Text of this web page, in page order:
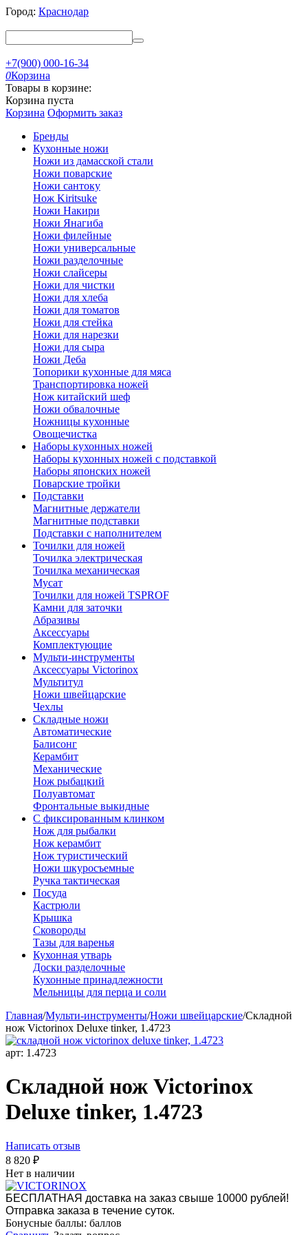
Город: Краснодар
+7(900) 000-16-34
0Корзина
Товары в корзине:
Корзина пуста
Корзина Оформить заказ
Бренды
Кухонные ножи
Ножи из дамасской стали
Ножи поварские
Ножи сантоку
Нож Kiritsuke
Ножи Накири
Ножи Янагиба
Ножи филейные
Ножи универсальные
Ножи разделочные
Ножи слайсеры
Ножи для чистки
Ножи для хлеба
Ножи для томатов
Ножи для стейка
Ножи для нарезки
Ножи для сыра
Ножи Деба
Топорики кухонные для мяса
Транспортировка ножей
Нож китайский шеф
Ножи обвалочные
Ножницы кухонные
Овощечистка
Наборы кухонных ножей
Наборы кухонных ножей с подставкой
Наборы японских ножей
Поварские тройки
Подставки
Магнитные держатели
Магнитные подставки
Подставки с наполнителем
Точилки для ножей
Точилка электрическая
Точилка механическая
Мусат
Точилки для ножей TSPROF
Камни для заточки
Абразивы
Аксессуары
Комплектующие
Мульти-инструменты
Аксессуары Victorinox
Мультитул
Ножи швейцарские
Чехлы
Складные ножи
Автоматические
Балисонг
Керамбит
Механические
Нож рыбацкий
Полуавтомат
Фронтальные выкидные
С фиксированным клинком
Нож для рыбалки
Нож керамбит
Нож туристический
Ножи шкуросъемные
Ручка тактическая
Посуда
Кастрюли
Крышка
Сковороды
Тазы для варенья
Кухонная утварь
Доски разделочные
Кухонные принадлежности
Мельницы для перца и соли
Главная/Мульти-инструменты/Ножи швейцарские/Складной
нож Victorinox Deluxe tinker, 1.4723
арт: 1.4723
Складной нож Victorinox
Deluxe tinker, 1.4723
Написать отзыв
8 820 ₽
Нет в наличии
БЕСПЛАТНАЯ доставка на заказ свыше 10000 рублей!
Отправка заказа в течение суток.
Бонусные баллы: баллов